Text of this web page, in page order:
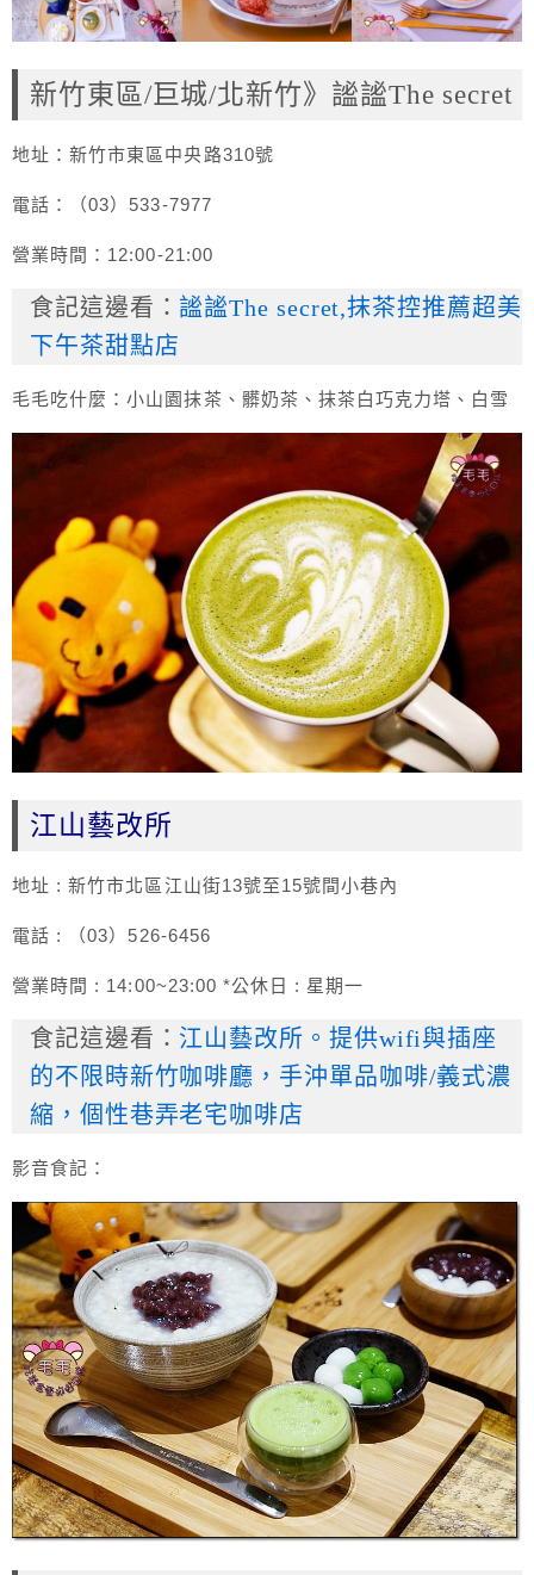
新竹東區/巨城/北新竹》謐謐The secret
地址：新竹市東區中央路310號
電話：（03）533-7977
營業時間：12:00-21:00
食記這邊看： 謐謐The secret,抹茶控推薦超美
下午茶甜點店
毛毛吃什麼：小山園抹茶、髒奶茶、抹茶白巧克力塔、白雪
江山藝改所
地址 : 新竹市北區江山街13號至15號間小巷內
電話 : （03）526-6456
營業時間 : 14:00~23:00 *公休日 : 星期一
食記這邊看： 江山藝改所。提供wifi與插座
的不限時新竹咖啡廳，手沖單品咖啡/義式濃
縮，個性巷弄老宅咖啡店
影音食記：